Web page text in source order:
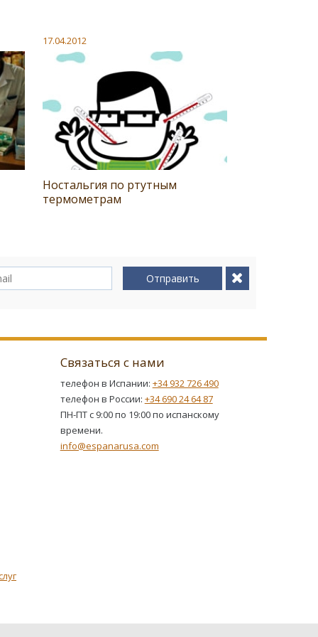
17.04.2012
Ностальгия по ртутным
термометрам
Отправить
Связаться с нами
телефон в Испании: +34 932 726 490
телефон в России: +34 690 24 64 87
ПН-ПТ с 9:00 по 19:00 по испанскому
времени.
info@espanarusa.com